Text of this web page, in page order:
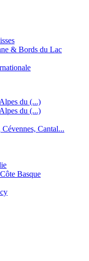
& Bords du Lac
du (...)
du (...)
Cantal...
Basque